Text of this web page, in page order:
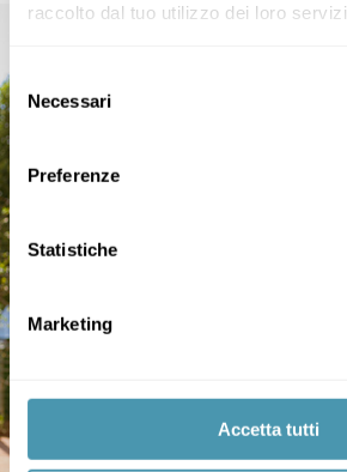
raccolto dal tuo utilizzo dei loro servizi.
Selezione
del
consenso
Necessari
Preferenze
Statistiche
Marketing
Accetta tutti